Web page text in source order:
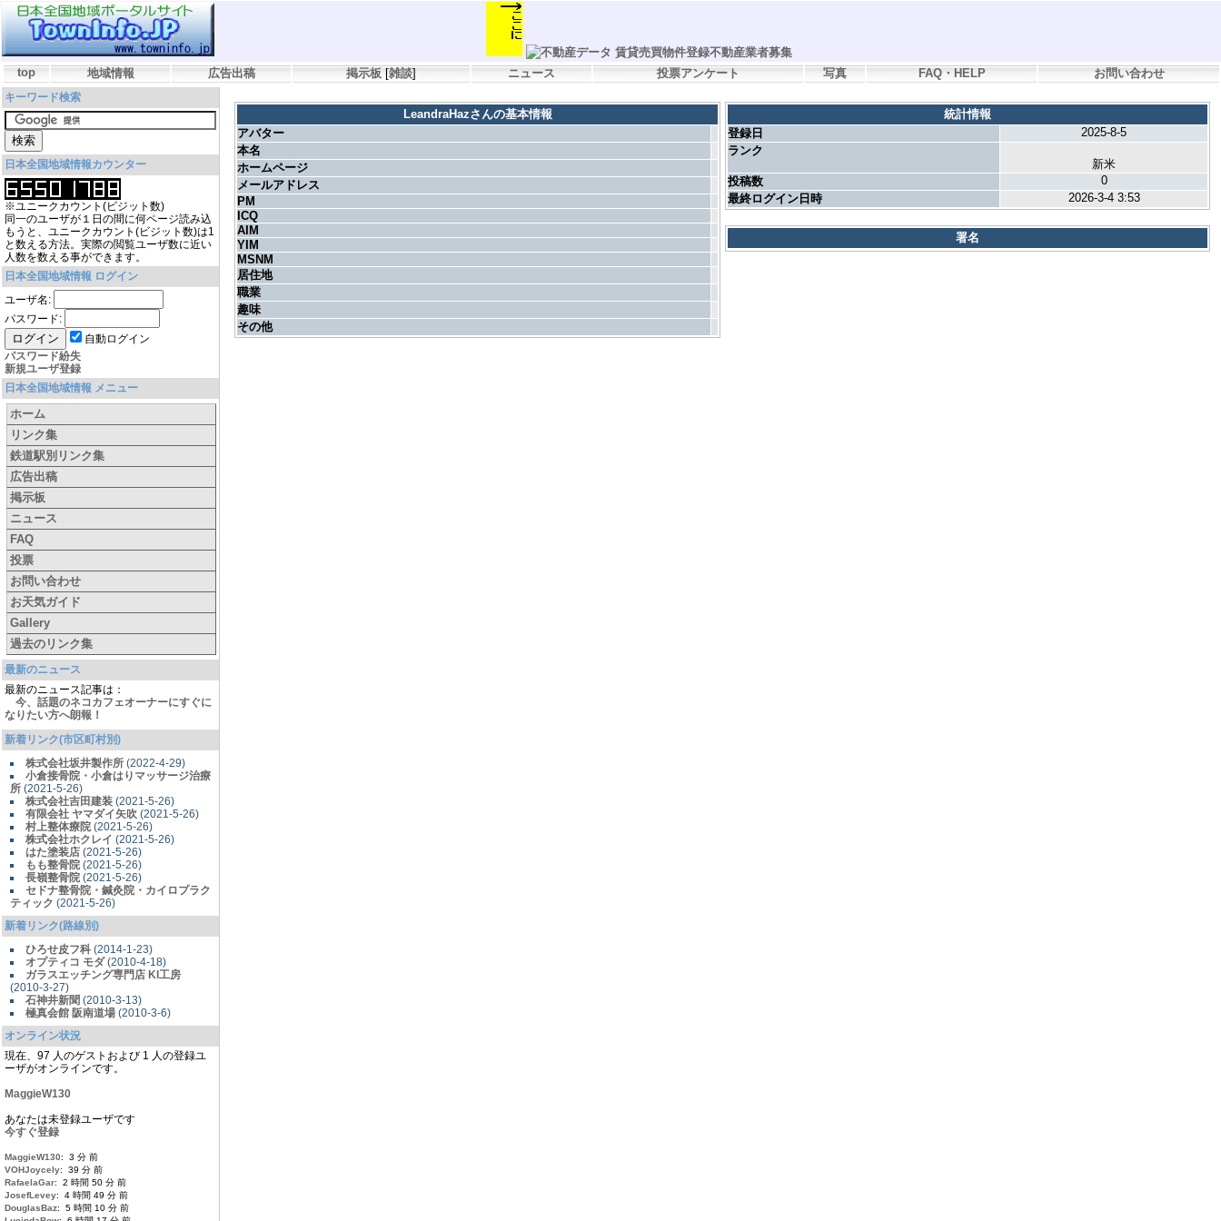
top 地域情報 広告出稿 掲示板 [雑談] ニュース 投票アンケート 写真 FAQ・HELP お問い合わせ
キーワード検索
日本全国地域情報カウンター
※ユニークカウント(ビジット数)
同一のユーザが１日の間に何ページ読み込
もうと、ユニークカウント(ビジット数)は1
と数える方法。実際の閲覧ユーザ数に近い
人数を数える事ができます。
日本全国地域情報 ログイン
ユーザ名:
パスワード:
自動ログイン
パスワード紛失
新規ユーザ登録
日本全国地域情報 メニュー
ホーム
リンク集
鉄道駅別リンク集
広告出稿
掲示板
ニュース
FAQ
投票
お問い合わせ
お天気ガイド
Gallery
過去のリンク集
最新のニュース
最新のニュース記事は：
今、話題のネコカフェオーナーにすぐに
なりたい方へ朗報！
新着リンク(市区町村別)
株式会社坂井製作所 (2022-4-29)
小倉接骨院・小倉はりマッサージ治療
所 (2021-5-26)
株式会社吉田建装 (2021-5-26)
有限会社 ヤマダイ矢吹 (2021-5-26)
村上整体療院 (2021-5-26)
株式会社ホクレイ (2021-5-26)
はた塗装店 (2021-5-26)
もも整骨院 (2021-5-26)
長嶺整骨院 (2021-5-26)
セドナ整骨院・鍼灸院・カイロプラク
ティック (2021-5-26)
新着リンク(路線別)
ひろせ皮フ科 (2014-1-23)
オプティコ モダ(2010-4-18)
ガラスエッチング専門店 KI工房
(2010-3-27)
石神井新聞 (2010-3-13)
極真会館 阪南道場 (2010-3-6)
オンライン状況
現在、97 人のゲストおよび 1 人の登録ユ
ーザがオンラインです。
MaggieW130
あなたは未登録ユーザです
今すぐ登録
MaggieW130: 3 分 前
VOHJoycely: 39 分 前
RafaelaGar: 2 時間 50 分 前
JosefLevey: 4 時間 49 分 前
DouglasBaz: 5 時間 10 分 前
LeandraHazさんの基本情報
アバター
本名
ホームページ
メールアドレス
PM
ICQ
AIM
YIM
MSNM
居住地
職業
趣味
その他
統計情報
登録日
2025-8-5
ランク
新米
投稿数
0
最終ログイン日時
2026-3-4 3:53
署名